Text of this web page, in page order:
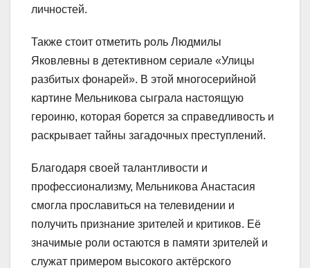
личностей.
Также стоит отметить роль Людмилы
Яковлевны в детективном сериале «Улицы
разбитых фонарей». В этой многосерийной
картине Мельникова сыграла настоящую
героиню, которая борется за справедливость и
раскрывает тайны загадочных преступлений.
Благодаря своей талантливости и
профессионализму, Мельникова Анастасия
смогла прославиться на телевидении и
получить признание зрителей и критиков. Её
значимые роли остаются в памяти зрителей и
служат примером высокого актёрского